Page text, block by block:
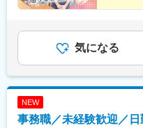
気になる
NEW
事務職／未経験歓迎／